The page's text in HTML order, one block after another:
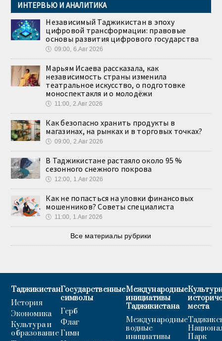
ИНТЕРВЬЮ И АНАЛИТИКА
Независимый Таджикистан в эпоху
цифровой трансформации: правовые
основы развития цифрового государства
🕔 09:00, 6.Авг 2026
Марьям Исаева рассказала, как
независимость страны изменила
театральное искусство, о подготовке
моноспектакля и о молодёжи
🕔 11:00, 2.Авг 2026
Как безопасно хранить продукты в
магазинах, на рынках и в торговых точках?
🕔 09:00, 2.Авг 2026
В Таджикистане растаяло около 95 %
сезонного снежного покрова
🕔 12:00, 1.Авг 2026
Как не попасться на уловки финансовых
мошенников? Советы специалиста
🕔 11:00, 1.Авг 2026
Все материалы рубрики
Таджикистан
История
Экономика
Культура и
образование
Государственные
символы
Герб
Флаг
Гимн
Международные
инициативы
Таджикистана
Международные
водные
инициативы
места
Парк